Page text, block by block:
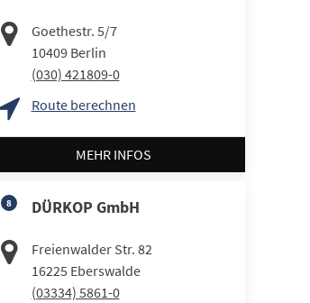
Goethestr. 5/7
10409 Berlin
(030) 421809-0
Route berechnen
MEHR INFOS
8 DÜRKOP GmbH
Freienwalder Str. 82
16225 Eberswalde
(03334) 5861-0